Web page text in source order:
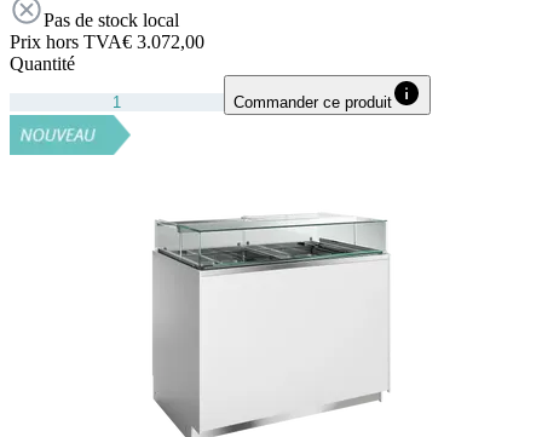
Pas de stock local
Prix hors TVA€ 3.072,00
Quantité
Commander ce produit